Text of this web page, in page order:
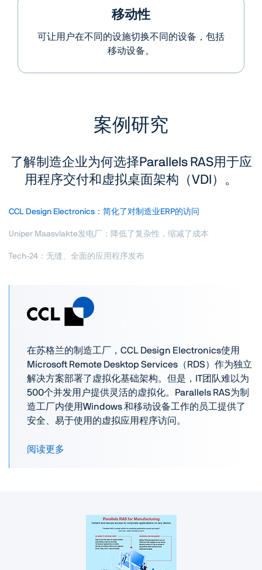
移动性
可让用户在不同的设施切换不同的设备，包括
移动设备。
案例研究
了解制造企业为何选择Parallels RAS用于应
用程序交付和虚拟桌面架构（VDI）。
CCL Design Electronics：简化了对制造业ERP的访问
Uniper Maasvlakte发电厂：降低了复杂性，缩减了成本
Tech-24：无缝、全面的应用程序发布
在苏格兰的制造工厂，CCL Design Electronics使用
Microsoft Remote Desktop Services（RDS）作为独立
解决方案部署了虚拟化基础架构。但是，IT团队难以为
500个并发用户提供灵活的虚拟化。Parallels RAS为制
造工厂内使用Windows 和移动设备工作的员工提供了
安全、易于使用的虚拟应用程序访问。
阅读更多